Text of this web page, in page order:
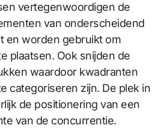
vertegenwoordigen de
van onderscheidend
en worden gebruikt om
plaatsen. Ook snijden de
waardoor kwadranten
categoriseren zijn. De plek in
de positionering van een
van de concurrentie.